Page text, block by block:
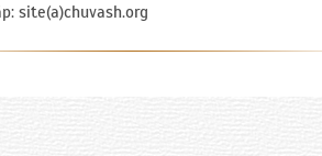
site(a)chuvash.org